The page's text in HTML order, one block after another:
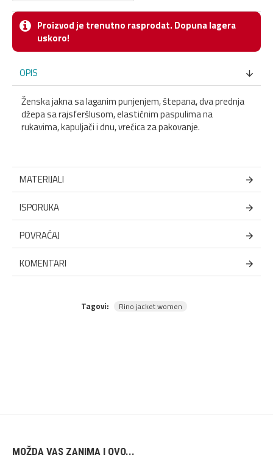
Proizvod je trenutno rasprodat. Dopuna lagera
uskoro!
OPIS
Ženska jakna sa laganim punjenjem, štepana, dva prednja
džepa sa rajsferšlusom, elastičnim paspulima na
rukavima, kapuljači i dnu, vrećica za pakovanje.
MATERIJALI
ISPORUKA
POVRAĆAJ
KOMENTARI
Tagovi: Rino jacket women
MOŽDA VAS ZANIMA I OVO...